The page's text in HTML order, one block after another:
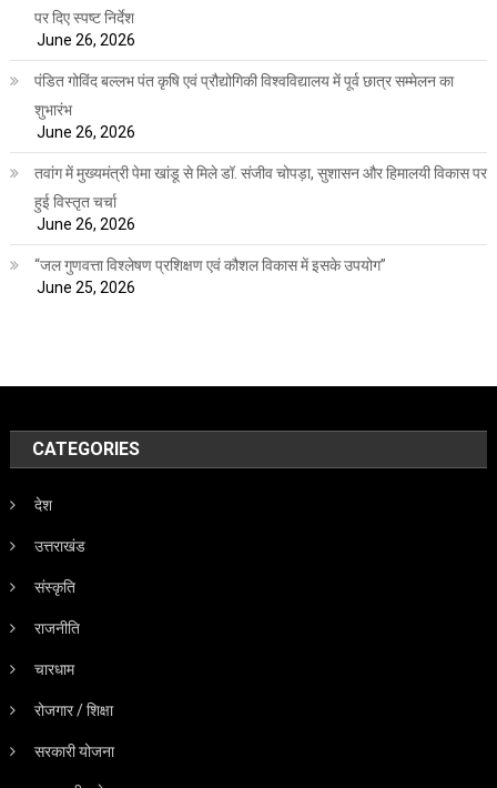
पर दिए स्पष्ट निर्देश
June 26, 2026
पंडित गोविंद बल्लभ पंत कृषि एवं प्रौद्योगिकी विश्वविद्यालय में पूर्व छात्र सम्मेलन का
शुभारंभ
June 26, 2026
तवांग में मुख्यमंत्री पेमा खांडू से मिले डॉ. संजीव चोपड़ा, सुशासन और हिमालयी विकास पर
हुई विस्तृत चर्चा
June 26, 2026
“जल गुणवत्ता विश्लेषण प्रशिक्षण एवं कौशल विकास में इसके उपयोग”
June 25, 2026
CATEGORIES
देश
उत्तराखंड
संस्कृति
राजनीति
चारधाम
रोजगार / शिक्षा
सरकारी योजना